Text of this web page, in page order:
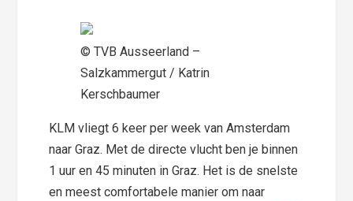
© TVB Ausseerland –
Salzkammergut / Katrin
Kerschbaumer
KLM vliegt 6 keer per week van Amsterdam
naar Graz. Met de directe vlucht ben je binnen
1 uur en 45 minuten in Graz. Het is de snelste
en meest comfortabele manier om naar